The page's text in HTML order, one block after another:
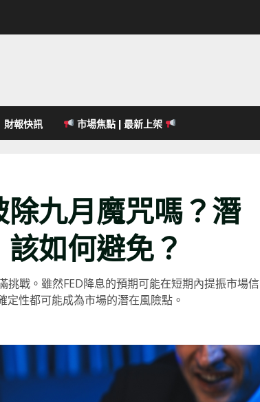
財報快訊 市場焦點 | 最新上架
除九月魔咒嗎？潛
如何避免？
戰。雖然FED降息的預期可能在短期內提振市場信
性都可能成為市場的潛在風險點。